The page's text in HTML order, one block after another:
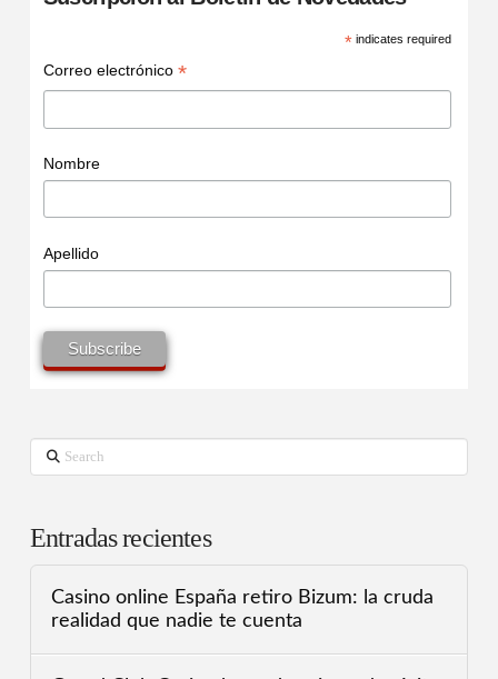
*indicates required
Correo electrónico *
Nombre
Apellido
Search
Entradas recientes
Casino online España retiro Bizum: la cruda
realidad que nadie te cuenta